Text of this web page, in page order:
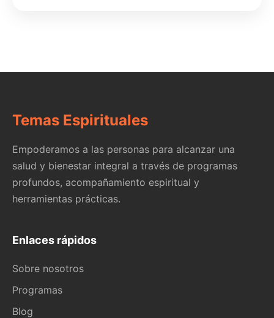
Temas Espirituales
Empoderamos a las personas para alcanzar una
salud y bienestar integral a través de programas
profundos, acompañamiento espiritual y
herramientas prácticas.
Enlaces rápidos
Sobre nosotros
Programas
Blog